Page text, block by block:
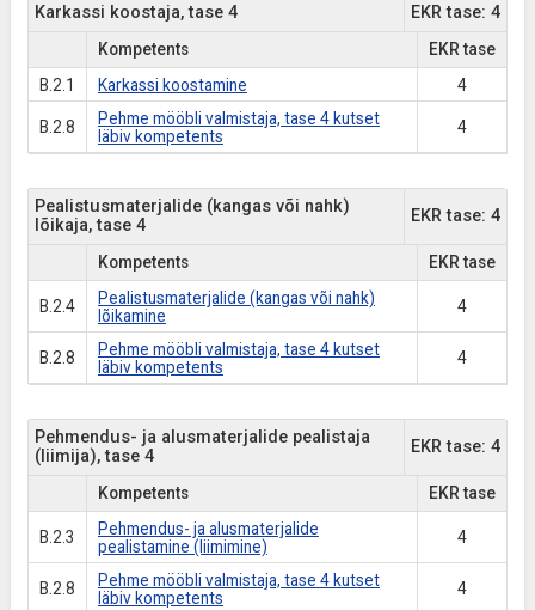
Karkassi koostaja, tase 4 EKR tase: 4
Kompetents
EKR tase
B.2.1
Karkassi koostamine 4
B.2.8
Pehme mööbli valmistaja, tase 4 kutset
läbiv kompetents
4
Pealistusmaterjalide (kangas või nahk)
lõikaja, tase 4
EKR tase: 4
Kompetents EKR tase
B.2.4
Pealistusmaterjalide (kangas või nahk)
lõikamine
4
B.2.8
Pehme mööbli valmistaja, tase 4 kutset
läbiv kompetents
4
Pehmendus- ja alusmaterjalide pealistaja
(liimija), tase 4
EKR tase: 4
Kompetents EKR tase
B.2.3
Pehmendus- ja alusmaterjalide
pealistamine (liimimine)
4
B.2.8
Pehme mööbli valmistaja, tase 4 kutset
läbiv kompetents
4